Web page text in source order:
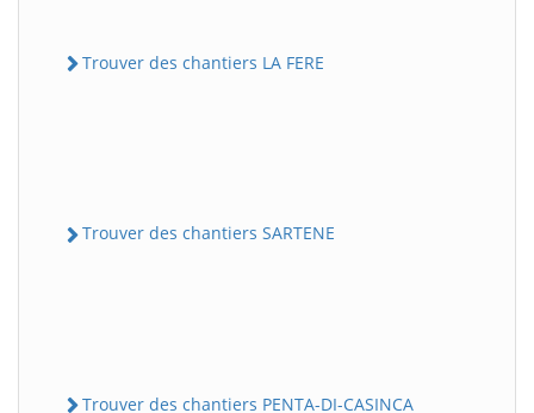
Trouver des chantiers LA FERE
Trouver des chantiers SARTENE
Trouver des chantiers PENTA-DI-CASINCA